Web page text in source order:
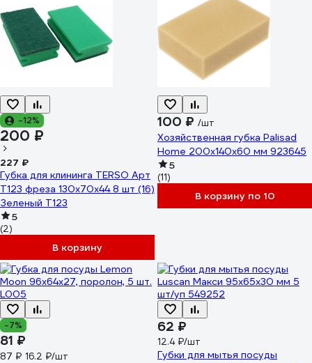
-12%
200 ₽
227 ₽
Губка для клининга TERSO Арт
Т123 фреза 130x70x44 8 шт (16)
Зеленый T123
5
(2)
В корзину
100 ₽ /шт
Хозяйственная губка Palisad
Home 200x140x60 мм 923645
5
(11)
В корзину по 10
-7%
81 ₽
87 ₽ 16.2 ₽/шт
62 ₽
12.4 ₽/шт
Губки для мытья посуды